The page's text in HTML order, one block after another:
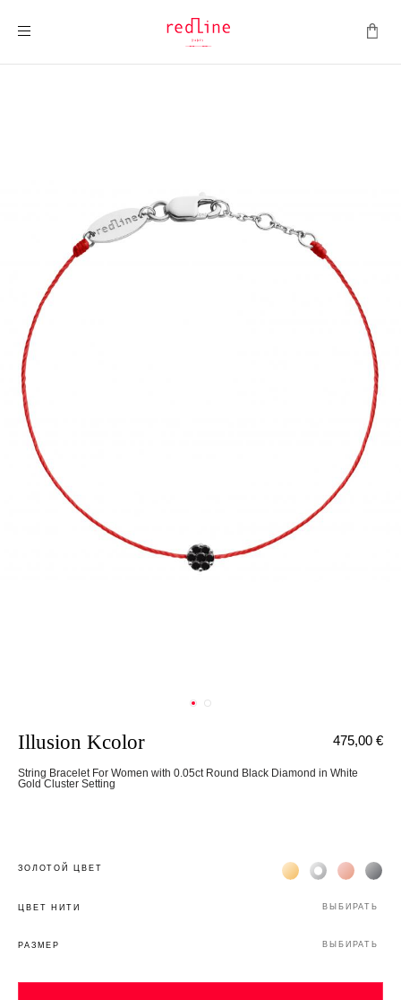
Illusion Kcolor
String Bracelet For Women with 0.05ct Round Black Diamond in White
Gold Cluster Setting
475,00 €
ЗОЛОТОЙ ЦВЕТ Жёлтое золото 18К
Белое золото
Розовое
ЦВЕТ НИТИ ВЫБИРАТЬ
РАЗМЕР ВЫБИРАТЬ